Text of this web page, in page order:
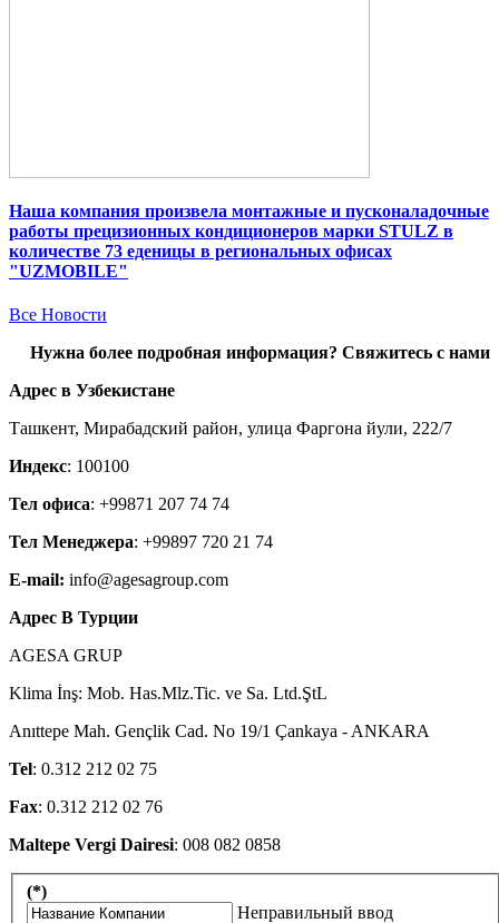
Наша компания произвела монтажные и пусконаладочные
работы прецизионных кондиционеров марки STULZ в
количестве 73 еденицы в региональных офисах
"UZMOBILE"
Все Новости
Нужна более подробная информация? Свяжитесь с нами
Адрес в Узбекистане
Ташкент, Мирабадский район, улица Фаргона йули, 222/7
Индекс: 100100
Тел офиса: +99871 207 74 74
Тел Менеджера: +99897 720 21 74
E-mail: info@agesagroup.com
Адрес В Турции
AGESA GRUP
Klima İnş: Mob. Has.Mlz.Tic. ve Sa. Ltd.ŞtL
Anıttepe Mah. Gençlik Cad. No 19/1 Çankaya - ANKARA
Tel: 0.312 212 02 75
Fax: 0.312 212 02 76
Maltepe Vergi Dairesi: 008 082 0858
(*)
Неправильный ввод